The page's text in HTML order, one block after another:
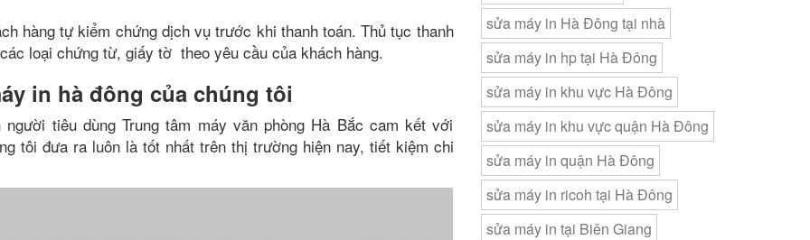
hàng tự kiểm chứng dịch vụ trước khi thanh toán. Thủ tục thanh
loại chứng từ, giấy tờ theo yêu cầu của khách hàng.
in hà đông của chúng tôi
tiêu dùng Trung tâm máy văn phòng Hà Bắc cam kết với
tôi đưa ra luôn là tốt nhất trên thị trường hiện nay, tiết kiệm chi
sửa máy in Hà Đông tại nhà
sửa máy in hp tại Hà Đông
sửa máy in khu vực Hà Đông
sửa máy in khu vực quận Hà Đông
sửa máy in quận Hà Đông
sửa máy in ricoh tại Hà Đông
sửa máy in tại Biên Giang